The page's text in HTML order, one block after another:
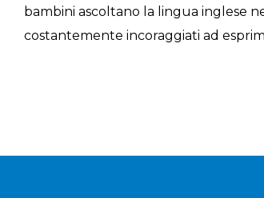
bambini ascoltano la lingua inglese
costantemente incoraggiati ad